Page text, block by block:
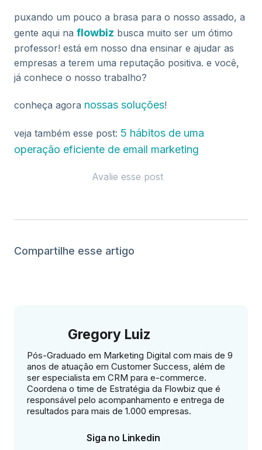
puxando um pouco a brasa para o nosso assado, a
gente aqui na flowbiz busca muito ser um ótimo
professor! está em nosso dna ensinar e ajudar as
empresas a terem uma reputação positiva. e você,
já conhece o nosso trabalho?
conheça agora nossas soluções!
veja também esse post: 5 hábitos de uma
operação eficiente de email marketing
Avalie esse post
Compartilhe esse artigo
Gregory Luiz
Pós-Graduado em Marketing Digital com mais de 9
anos de atuação em Customer Success, além de
ser especialista em CRM para e-commerce.
Coordena o time de Estratégia da Flowbiz que é
responsável pelo acompanhamento e entrega de
resultados para mais de 1.000 empresas.
Siga no Linkedin